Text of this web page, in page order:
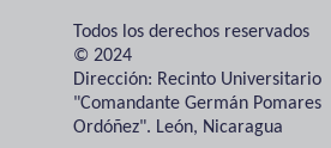
Todos los derechos reservados
© 2024
Dirección: Recinto Universitario
"Comandante Germán Pomares
Ordóñez". León, Nicaragua